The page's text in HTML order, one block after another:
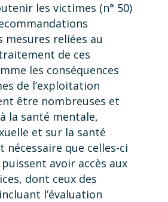
les victimes (n° 50)
mesures reliées au
de ces
les conséquences
de l’exploitation
être nombreuses et
la santé mentale,
et sur la santé
nécessaire que celles-ci
avoir accès aux
dont ceux des
l’évaluation